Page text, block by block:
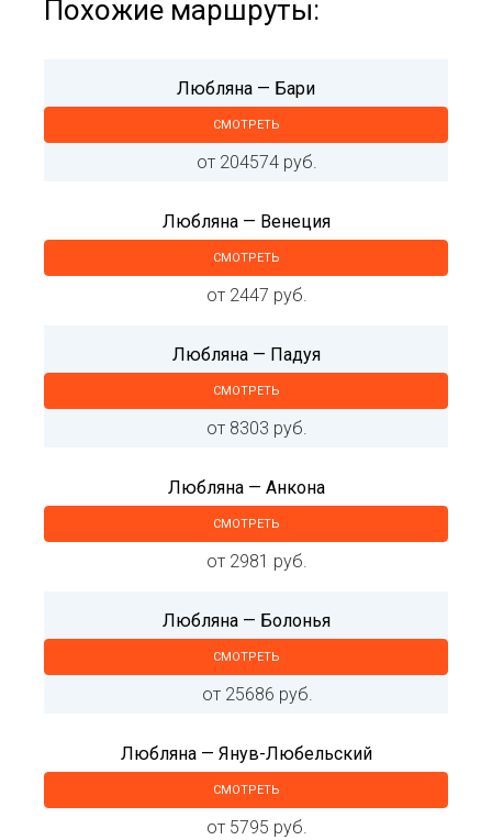
Похожие маршруты:
Любляна — Бари
СМОТРЕТЬ
от 204574 руб.
Любляна — Венеция
СМОТРЕТЬ
от 2447 руб.
Любляна — Падуя
СМОТРЕТЬ
от 8303 руб.
Любляна — Анкона
СМОТРЕТЬ
от 2981 руб.
Любляна — Болонья
СМОТРЕТЬ
от 25686 руб.
Любляна — Янув-Любельский
СМОТРЕТЬ
от 5795 руб.